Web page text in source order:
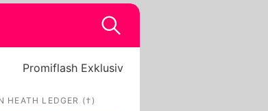
Promiflash Exklusiv
HEATH LEDGER (†)